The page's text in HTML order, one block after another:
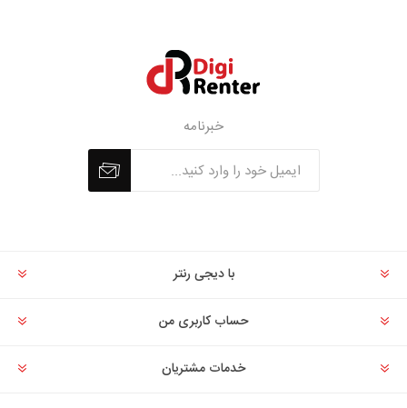
خبرنامه
با دیجی رنتر
حساب کاربری من
خدمات مشتریان